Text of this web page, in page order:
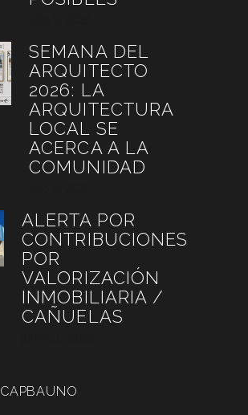
SEMANA DEL
ARQUITECTO
2026: LA
ARQUITECTURA
LOCAL SE
ACERCA A LA
COMUNIDAD
ALERTA POR
CONTRIBUCIONES
POR
VALORIZACIÓN
INMOBILIARIA /
CAÑUELAS
CAPBAUNO